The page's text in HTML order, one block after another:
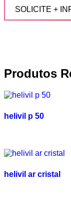
SOLICITE +
Produtos
helivil p 50
helivil ar cristal